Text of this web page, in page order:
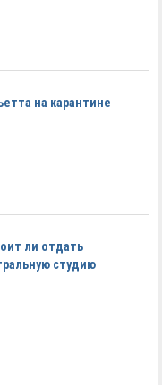
на карантине
ли отдать
студию